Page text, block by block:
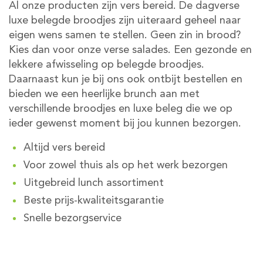
Al onze producten zijn vers bereid. De dagverse
luxe belegde broodjes zijn uiteraard geheel naar
eigen wens samen te stellen. Geen zin in brood?
Kies dan voor onze verse salades. Een gezonde en
lekkere afwisseling op belegde broodjes.
Daarnaast kun je bij ons ook ontbijt bestellen en
bieden we een heerlijke brunch aan met
verschillende broodjes en luxe beleg die we op
ieder gewenst moment bij jou kunnen bezorgen.
Altijd vers bereid
Voor zowel thuis als op het werk bezorgen
Uitgebreid lunch assortiment
Beste prijs-kwaliteitsgarantie
Snelle bezorgservice